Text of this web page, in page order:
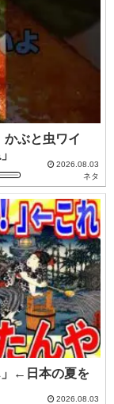
かぶと虫ワイ
2026.08.03
ネタ
」←日本の夏を
2026.08.03